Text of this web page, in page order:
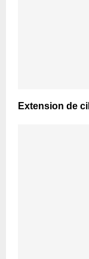
Extension de